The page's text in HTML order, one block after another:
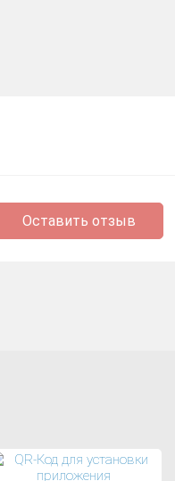
Оставить отзыв